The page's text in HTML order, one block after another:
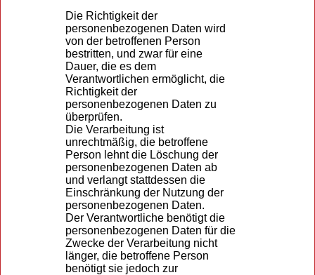
Die Richtigkeit der
personenbezogenen Daten wird
von der betroffenen Person
bestritten, und zwar für eine
Dauer, die es dem
Verantwortlichen ermöglicht, die
Richtigkeit der
personenbezogenen Daten zu
überprüfen.
Die Verarbeitung ist
unrechtmäßig, die betroffene
Person lehnt die Löschung der
personenbezogenen Daten ab
und verlangt stattdessen die
Einschränkung der Nutzung der
personenbezogenen Daten.
Der Verantwortliche benötigt die
personenbezogenen Daten für die
Zwecke der Verarbeitung nicht
länger, die betroffene Person
benötigt sie jedoch zur